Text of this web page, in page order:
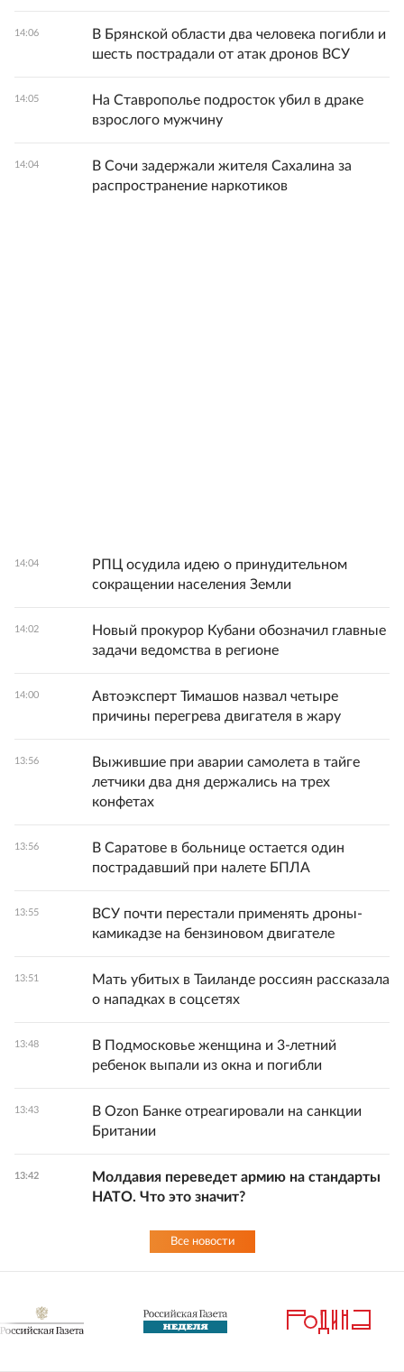
14:06
В Брянской области два человека погибли и
шесть пострадали от атак дронов ВСУ
14:05
На Ставрополье подросток убил в драке
взрослого мужчину
14:04
В Сочи задержали жителя Сахалина за
распространение наркотиков
14:04
РПЦ осудила идею о принудительном
сокращении населения Земли
14:02
Новый прокурор Кубани обозначил главные
задачи ведомства в регионе
14:00
Автоэксперт Тимашов назвал четыре
причины перегрева двигателя в жару
13:56
Выжившие при аварии самолета в тайге
летчики два дня держались на трех
конфетах
13:56
В Саратове в больнице остается один
пострадавший при налете БПЛА
13:55
ВСУ почти перестали применять дроны-
камикадзе на бензиновом двигателе
13:51
Мать убитых в Таиланде россиян рассказала
о нападках в соцсетях
13:48
В Подмосковье женщина и 3-летний
ребенок выпали из окна и погибли
13:43
В Ozon Банке отреагировали на санкции
Британии
13:42
Молдавия переведет армию на стандарты
НАТО. Что это значит?
Все новости